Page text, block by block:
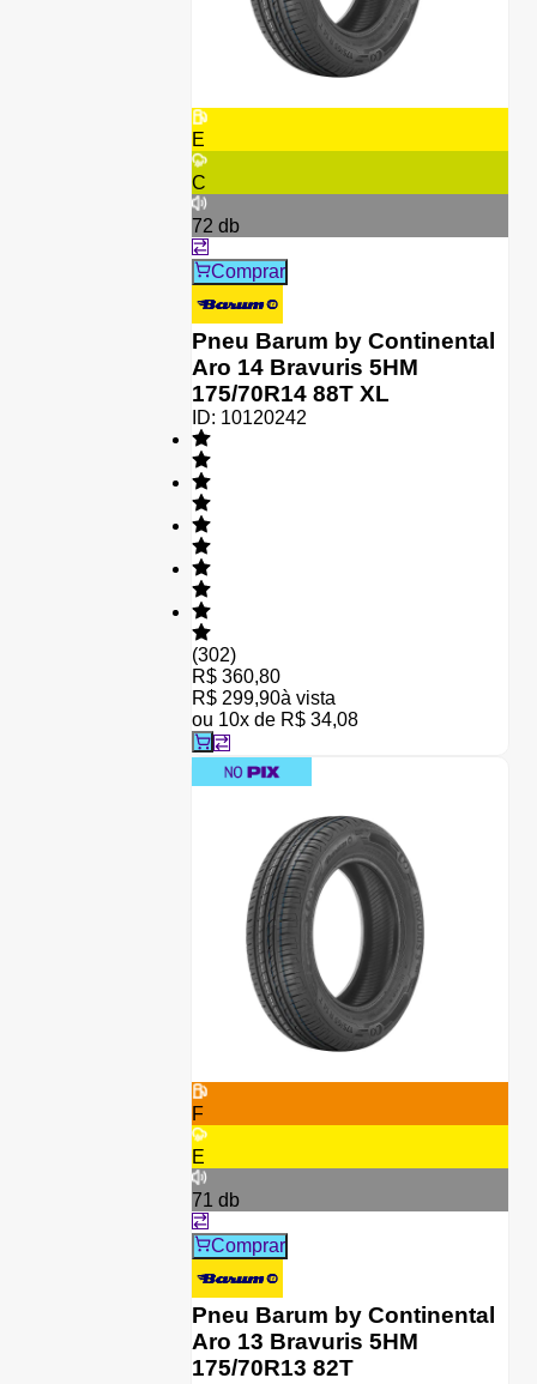
E
C
72 db
Comprar
Pneu Barum by Continental
Aro 14 Bravuris 5HM
175/70R14 88T XL
ID: 10120242
(302)
R$ 360,80
R$ 299,90à vista
ou 10x de R$ 34,08
F
E
71 db
Comprar
Pneu Barum by Continental
Aro 13 Bravuris 5HM
175/70R13 82T